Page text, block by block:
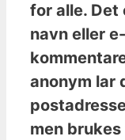
for alle.
navn eller
anonym lar
men